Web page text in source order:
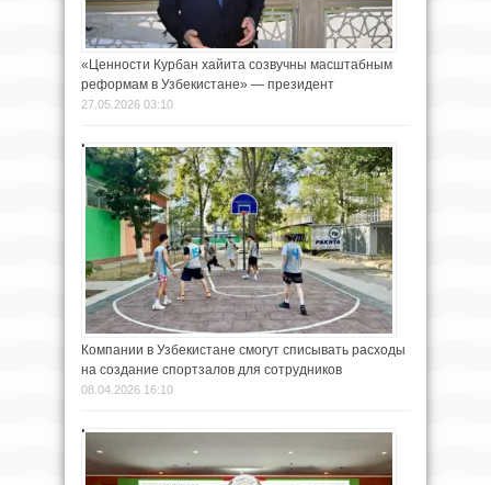
«Ценности Курбан хайита созвучны масштабным
реформам в Узбекистане» — президент
27.05.2026 03:10
Компании в Узбекистане смогут списывать расходы
на создание спортзалов для сотрудников
08.04.2026 16:10